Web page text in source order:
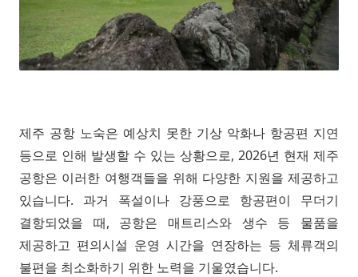
제주 공항 노숙은 예상치 못한 기상 악화나 항공편 지연
등으로 인해 발생할 수 있는 상황으로, 2026년 현재 제주
공항은 이러한 여행객들을 위해 다양한 지원을 제공하고
있습니다. 과거 폭설이나 강풍으로 항공편이 무더기
결항되었을 때, 공항은 매트리스와 생수 등 물품을
제공하고 편의시설 운영 시간을 연장하는 등 체류객의
불편을 최소화하기 위한 노력을 기울였습니다.